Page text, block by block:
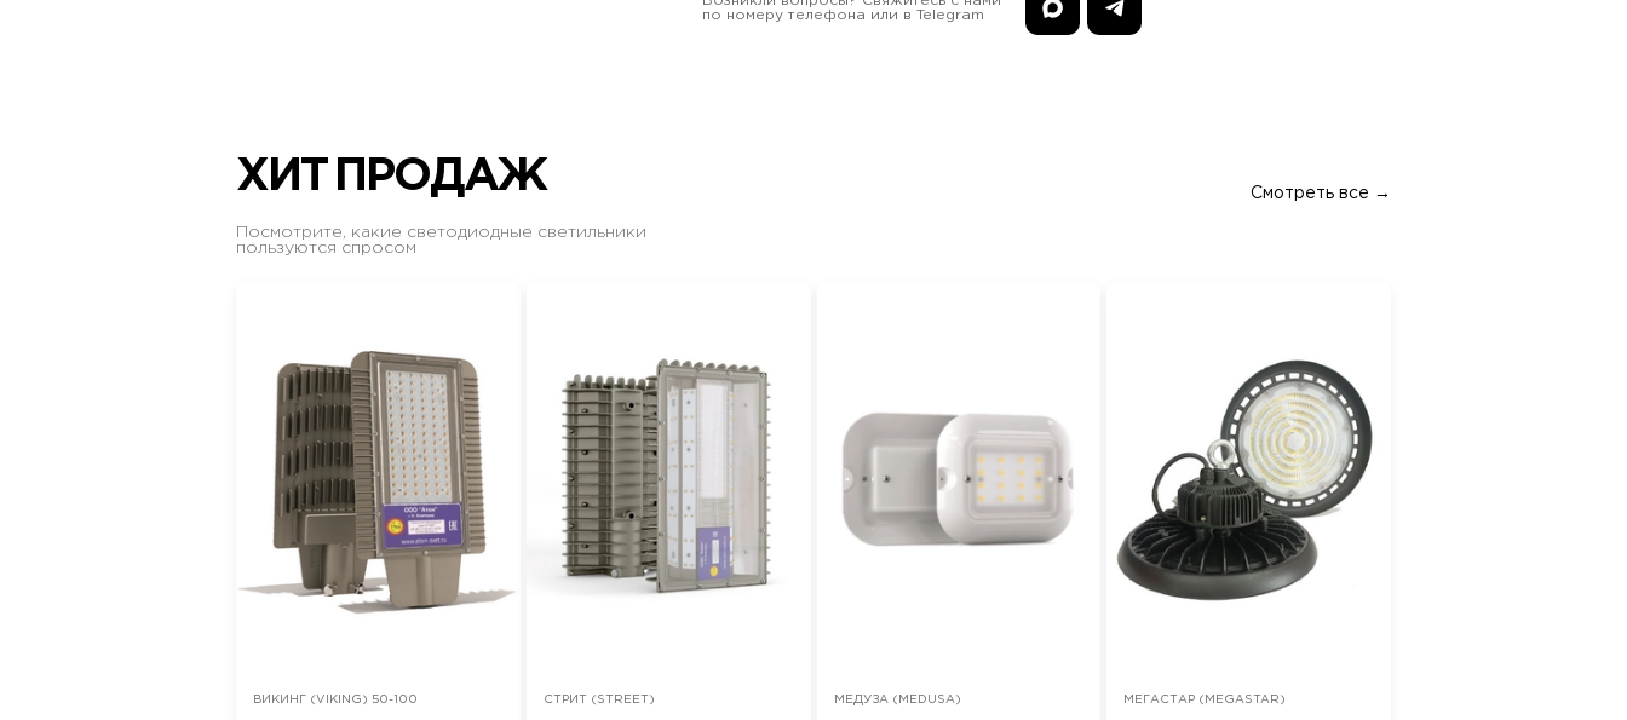
по номеру телефона или в Telegram
ХИТ ПРОДАЖ Смотреть все →
Посмотрите, какие светодиодные светильники
пользуются спросом
ВИКИНГ (VIKING) 50-100 СТРИТ (STREET) МЕДУЗА (MEDUSA) МЕГАСТАР (MEGASTAR)